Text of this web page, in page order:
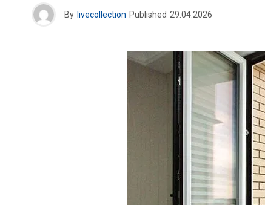
By livecollection Published 29.04.2026